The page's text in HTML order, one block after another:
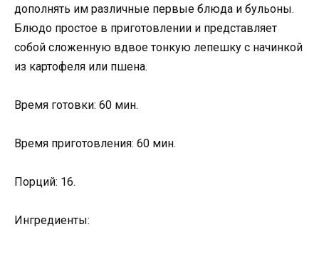
дополнять им различные первые блюда и бульоны.
Блюдо простое в приготовлении и представляет
собой сложенную вдвое тонкую лепешку с начинкой
из картофеля или пшена.
Время готовки: 60 мин.
Время приготовления: 60 мин.
Порций: 16.
Ингредиенты: